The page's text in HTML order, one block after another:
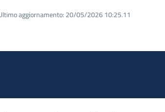
aggiornamento: 20/05/2026 10:25.11